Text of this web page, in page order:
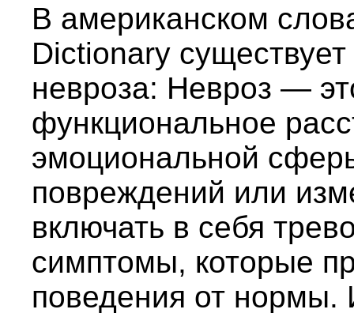
В американском
Dictionary
невроза: Невроз —
функциональное
эмоциональной
повреждений или
включать в себя
симптомы, которые
поведения от нормы.